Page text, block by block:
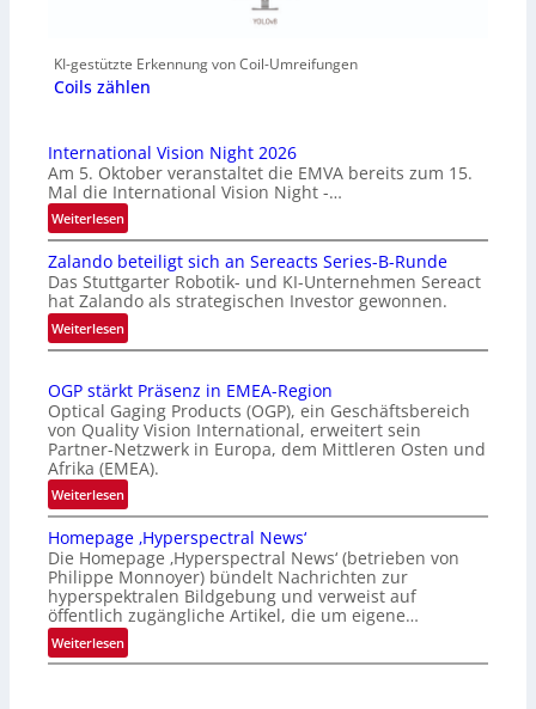
KI-gestützte Erkennung von Coil-Umreifungen
Coils zählen
International Vision Night 2026
Am 5. Oktober veranstaltet die EMVA bereits zum 15.
Mal die International Vision Night -…
Weiterlesen:
I
n
t
e
r
n
t
i
o
n
l
V
i
s
i
o
n
Zalando beteiligt sich an Sereacts Series-B-Runde
Das Stuttgarter Robotik- und KI-Unternehmen Sereact
hat Zalando als strategischen Investor gewonnen.
Weiterlesen:
Z
l
a
n
d
o
b
e
t
e
i
i
g
OGP stärkt Präsenz in EMEA-Region
Optical Gaging Products (OGP), ein Geschäftsbereich
von Quality Vision International, erweitert sein
Partner-Netzwerk in Europa, dem Mittleren Osten und
Afrika (EMEA).
Weiterlesen:
O
G
P
s
t
ä
r
Homepage ‚Hyperspectral News‘
Die Homepage ‚Hyperspectral News‘ (betrieben von
Philippe Monnoyer) bündelt Nachrichten zur
hyperspektralen Bildgebung und verweist auf
öffentlich zugängliche Artikel, die um eigene…
Weiterlesen:
H